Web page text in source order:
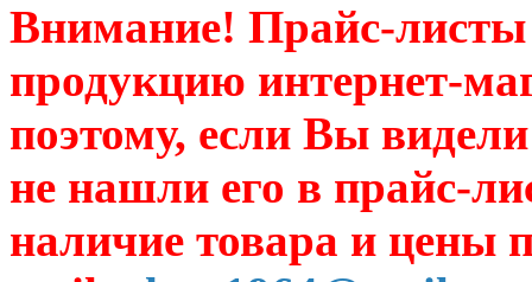
Внимание! Прайс-листы
продукцию интернет-
поэтому, если Вы
не нашли его в прайс-
наличие товара и цены